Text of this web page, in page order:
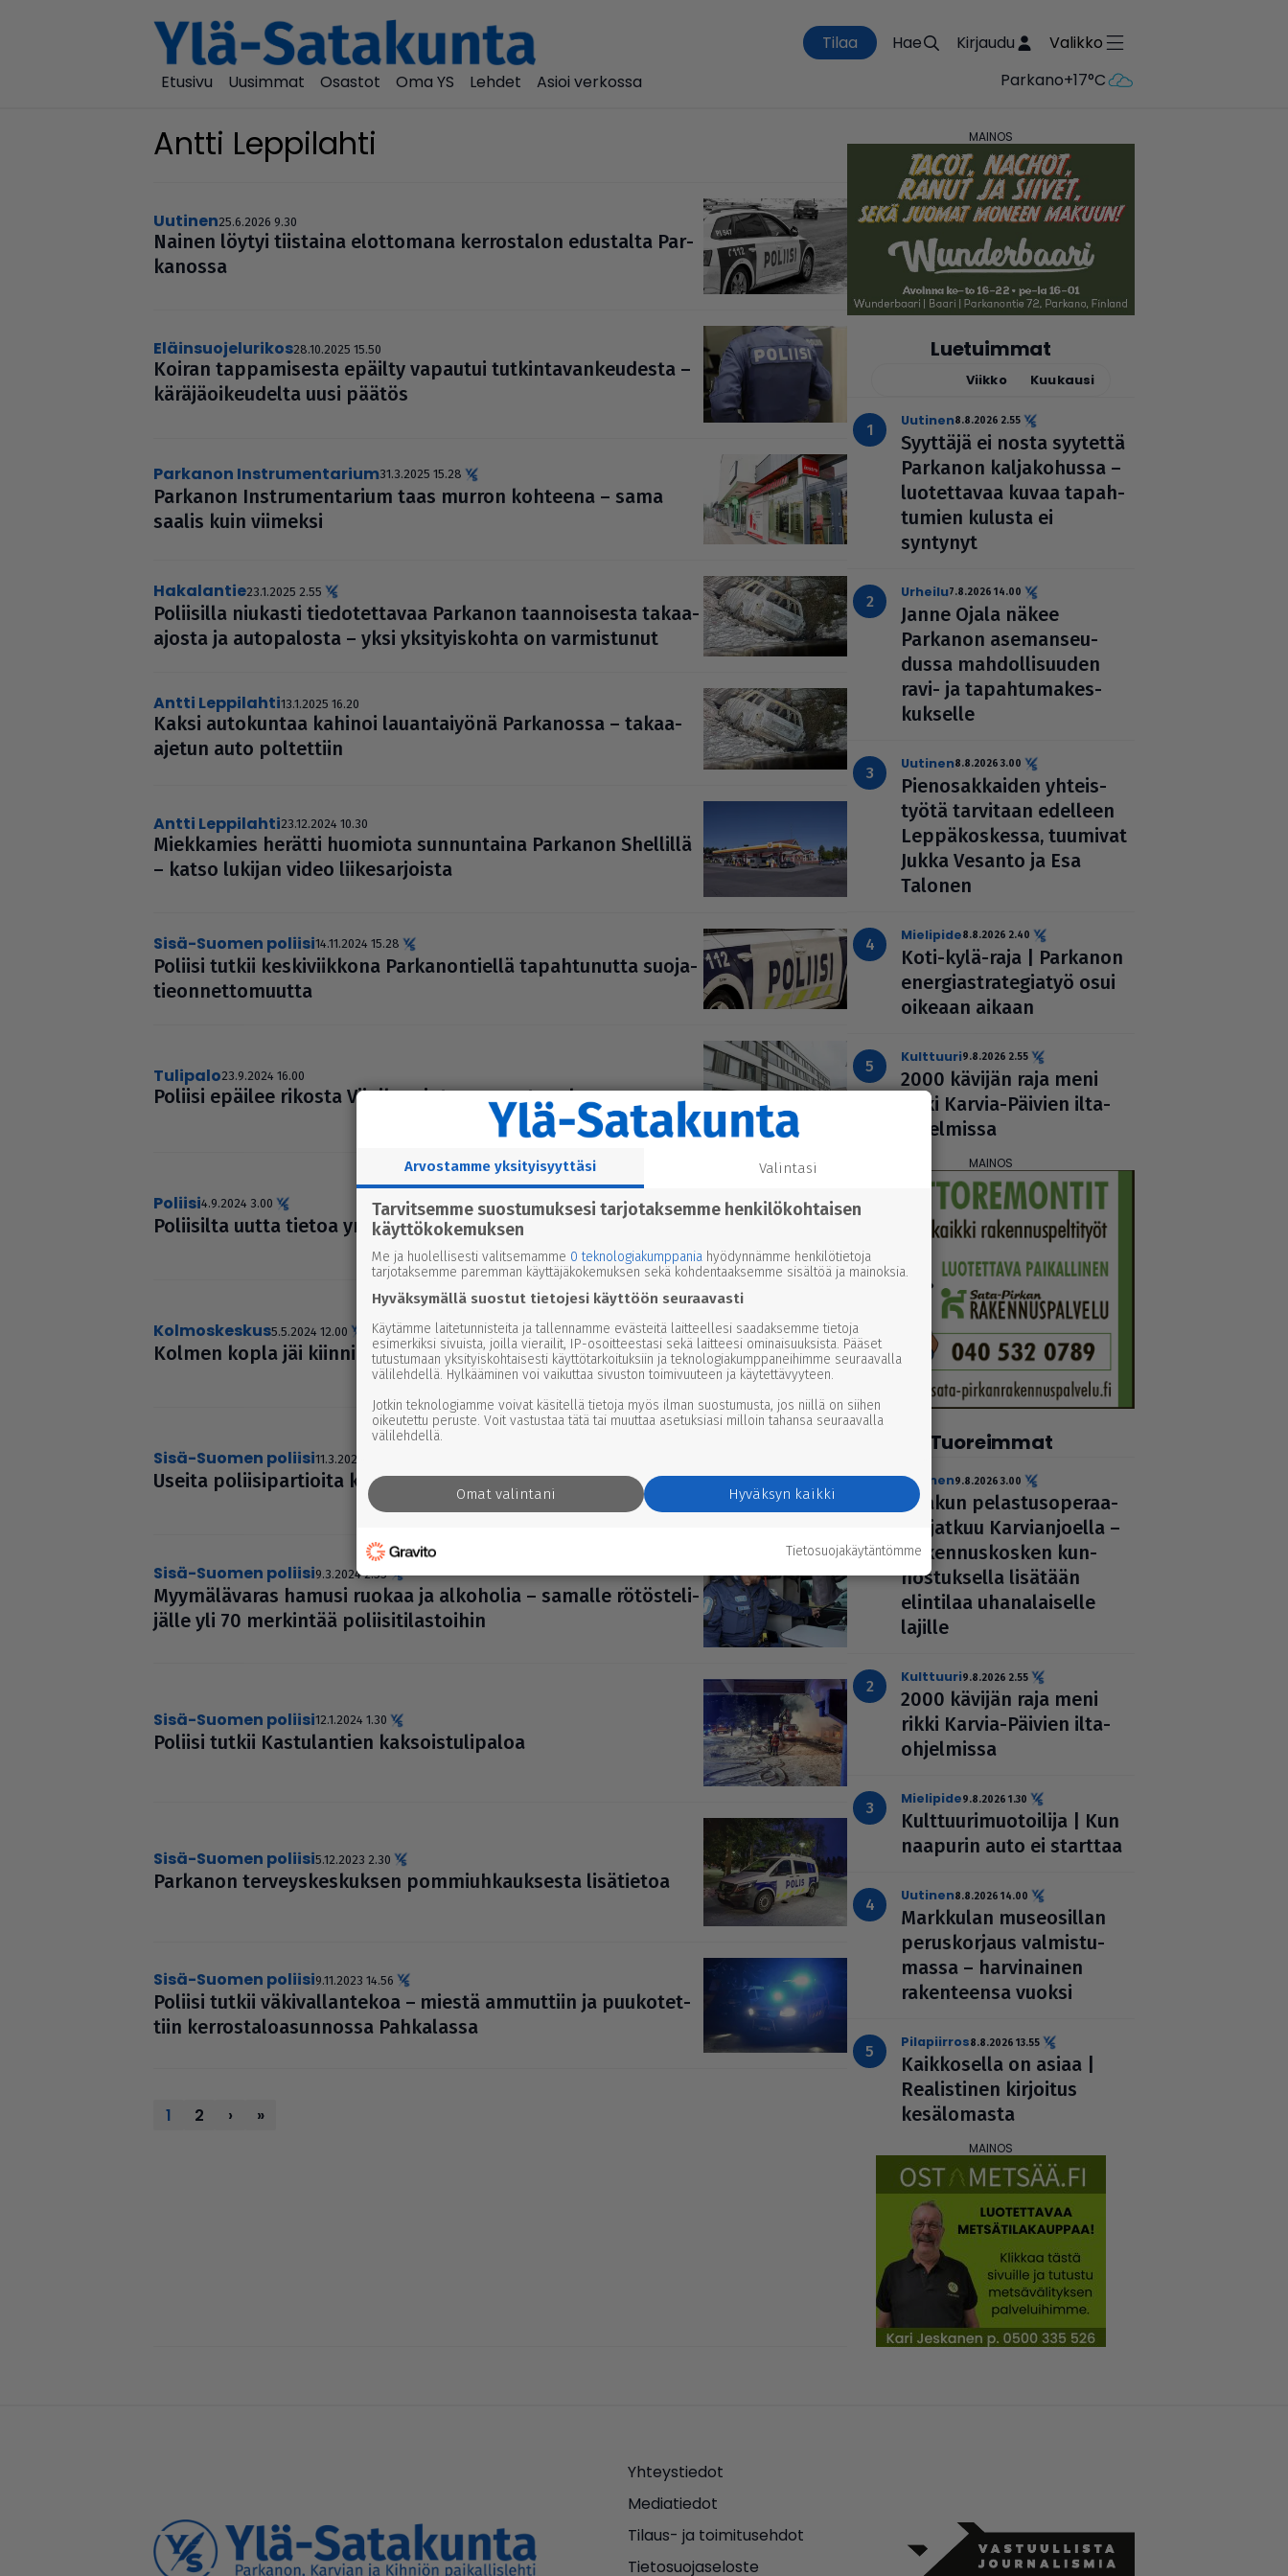
Tilaa Hae Kirjaudu
Valikko
Etusivu
Uusimmat Osastot Oma YS Lehdet Asioi verkossa Parkano+17°C
Antti Leppilahti
uutinen25.6.2026 9.30
Nainen löytyi tiistaina elot­to­mana ker­ros­ta­lon edustalta Par­
ka­nossa
eläinsuojelurikos28.10.2025 15.50
Koiran tap­pa­mi­sesta epäilty vapautui tut­kin­ta­van­keu­desta –
kärä­jä­oi­keu­delta uusi päätös
Parkanon Instrumentarium31.3.2025 15.28
Parkanon Inst­ru­men­ta­rium taas murron kohteena – sama
saalis kuin viimeksi
Hakalantie23.1.2025 2.55
Polii­silla niukasti tie­do­tet­ta­vaa Parkanon taan­noi­sesta takaa-
ajosta ja auto­pa­losta – yksi yksi­tyis­kohta on var­mis­tu­nut
Antti Leppilahti13.1.2025 16.20
Kaksi auto­kun­taa kahinoi lau­an­tai­yönä Par­ka­nossa – takaa-
ajetun auto pol­tet­tiin
Antti Leppilahti23.12.2024 10.30
Miek­ka­mies herätti huomiota sun­nun­taina Parkanon Shellillä
– katso lukijan video lii­ke­sar­joista
Sisä-Suomen poliisi14.11.2024 15.28
Poliisi tutkii kes­ki­viik­kona Par­ka­non­tiellä tapah­tu­nutta suo­ja­
tie­on­net­to­muutta
tulipalo23.9.2024 16.00
Poliisi epäilee rikosta Vii­ni­kan­rin­teen asun­to­pa­lossa
poliisi4.9.2024 3.00
Polii­silta uutta tietoa ympä­ris­tö­a­si­oi­den tut­kin­ta­vyyh­distä
Kolmoskeskus5.5.2024 12.00
Kolmen kopla jäi kiinni näpis­tyk­sistä
Sisä-Suomen poliisi11.3.2024 2.45
Useita polii­si­par­ti­oita kes­ki­viik­kona Par­ka­nossa
Sisä-Suomen poliisi9.3.2024 2.55
Myy­mä­lä­va­ras hamusi ruokaa ja alkoholia – samalle rötös­te­li­
jälle yli 70 merkintää polii­si­ti­las­toi­hin
Sisä-Suomen poliisi12.1.2024 1.30
Poliisi tutkii Kas­tu­lan­tien kak­sois­tu­li­pa­loa
Sisä-Suomen poliisi5.12.2023 2.30
Parkanon ter­veys­kes­kuk­sen pom­miuh­kauk­sesta lisä­tie­toa
Sisä-Suomen poliisi9.11.2023 14.56
Poliisi tutkii väki­val­lan­te­koa – miestä ammuttiin ja puu­ko­tet­
tiin ker­ros­ta­lo­a­sun­nossa Pah­ka­lassa
1 2 › »
Luetuimmat
Viikko Kuukausi
uutinen8.8.2026 2.55
Syyttäjä ei nosta syytettä
Parkanon kal­ja­ko­hussa –
luo­tet­ta­vaa kuvaa tapah­
tu­mien kulusta ei
syntynyt
urheilu7.8.2026 14.00
Janne Ojala näkee
Parkanon ase­man­seu­
dussa mah­dol­li­suu­den
ravi- ja tapah­tu­ma­kes­
kuk­selle
uutinen8.8.2026 3.00
Pie­no­sak­kai­den yhteis­
työtä tarvitaan edelleen
Lep­pä­kos­kessa, tuumivat
Jukka Vesanto ja Esa
Talonen
mielipide8.8.2026 2.40
Koti-kylä-raja | Parkanon
ener­gi­ast­ra­te­gi­a­työ osui
oikeaan aikaan
kulttuuri9.8.2026 2.55
2000 kävijän raja meni
rikki Karvia-Päivien ilta­
oh­jel­missa
Tuoreimmat
uutinen9.8.2026 3.00
Raakun pelas­tu­so­pe­raa­
tio jatkuu Kar­vi­an­jo­ella –
Raken­nus­kos­ken kun­
nos­tuk­sella lisätään
elintilaa uha­na­lai­selle
lajille
kulttuuri9.8.2026 2.55
2000 kävijän raja meni
rikki Karvia-Päivien ilta­
oh­jel­missa
mielipide9.8.2026 1.30
Kult­tuu­ri­muo­toi­lija | Kun
naapurin auto ei starttaa
uutinen8.8.2026 14.00
Markkulan muse­o­sil­lan
perus­kor­jaus val­mis­tu­
massa – har­vi­nai­nen
raken­teensa vuoksi
pilapiirros8.8.2026 13.55
Kaik­ko­sella on asiaa |
Rea­lis­ti­nen kirjoitus
kesä­lo­masta
Yhteystiedot
Mediatiedot
Tilaus- ja toimitusehdot
Tietosuojaseloste
Arvostamme yksityisyyttäsi Valintasi
Tarvitsemme suostumuksesi tarjotaksemme henkilökohtaisen
käyttökokemuksen
Me ja huolellisesti valitsemamme 0 teknologiakumppania hyödynnämme henkilötietoja
tarjotaksemme paremman käyttäjäkokemuksen sekä kohdentaaksemme sisältöä ja mainoksia.
Hyväksymällä suostut tietojesi käyttöön seuraavasti
Käytämme laitetunnisteita ja tallennamme evästeitä laitteellesi saadaksemme tietoja
esimerkiksi sivuista, joilla vierailit, IP-osoitteestasi sekä laitteesi ominaisuuksista. Pääset
tutustumaan yksityiskohtaisesti käyttötarkoituksiin ja teknologiakumppaneihimme seuraavalla
välilehdellä. Hylkääminen voi vaikuttaa sivuston toimivuuteen ja käytettävyyteen.
Jotkin teknologiamme voivat käsitellä tietoja myös ilman suostumusta, jos niillä on siihen
oikeutettu peruste. Voit vastustaa tätä tai muuttaa asetuksiasi milloin tahansa seuraavalla
välilehdellä.
Hyväksyn kaikki
Omat valintani
Tietosuojakäytäntömme